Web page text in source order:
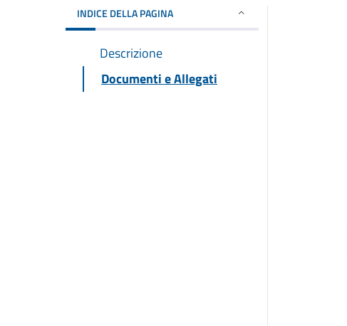
INDICE DELLA PAGINA
Descrizione
Documenti e Allegati